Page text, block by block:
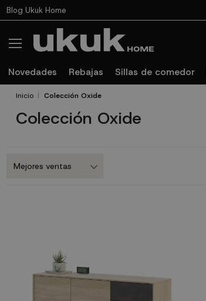
Blog Ukuk Home
Novedades Rebajas Sillas de comedor
Inicio Colección Oxide
Colección Oxide